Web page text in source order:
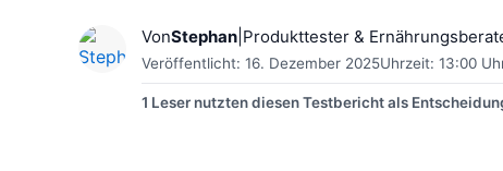
VonStephan Produkttester &
Veröffentlicht: 16. Dezember 2025Uhrzeit: 13:00
1 Leser nutzten diesen Testbericht als